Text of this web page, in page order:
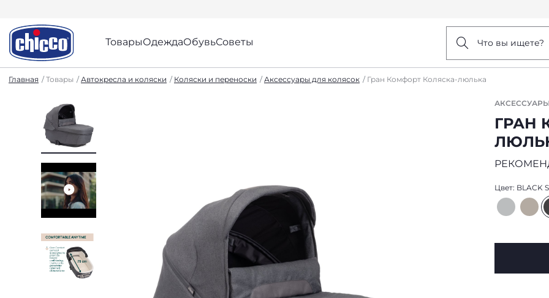
ТоварыОдеждаОбувьСоветы Что вы ищете?
Главная Товары Автокресла и коляски Коляски и переноски Аксессуары для колясок Гран Комфорт Коляска-люлька
ГРАН
Цвет: BLACK